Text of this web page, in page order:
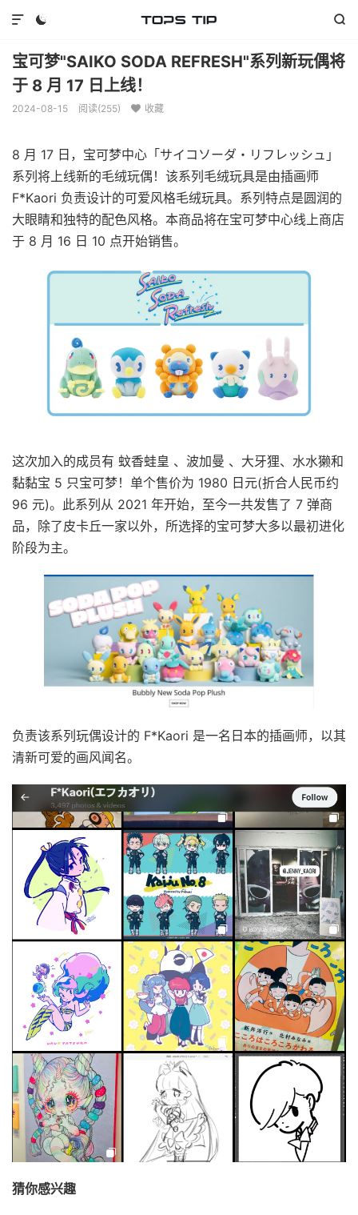
 

宝可梦"SAIKO SODA REFRESH"系列新玩偶将
于 8 月 17 日上线！
2024-08-15 阅读(255)  收藏
8 月 17 日，宝可梦中心「サイコソーダ・リフレッシュ」
系列将上线新的毛绒玩偶！该系列毛绒玩具是由插画师
F*Kaori 负责设计的可爱风格毛绒玩具。系列特点是圆润的
大眼睛和独特的配色风格。本商品将在宝可梦中心线上商店
于 8 月 16 日 10 点开始销售。
这次加入的成员有 蚊香蛙皇 、波加曼 、大牙狸、水水獭和
黏黏宝 5 只宝可梦！单个售价为 1980 日元(折合人民币约
96 元)。此系列从 2021 年开始，至今一共发售了 7 弹商
品，除了皮卡丘一家以外，所选择的宝可梦大多以最初进化
阶段为主。
负责该系列玩偶设计的 F*Kaori 是一名日本的插画师，以其
清新可爱的画风闻名。
猜你感兴趣